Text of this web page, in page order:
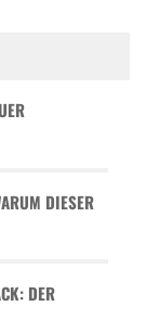
DIESER
DER